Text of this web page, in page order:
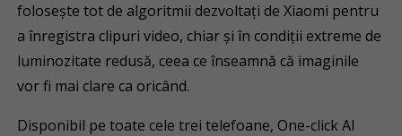
folosește tot de algoritmii dezvoltați de Xiaomi pentru
a înregistra clipuri video, chiar și în condiții extreme de
luminozitate redusă, ceea ce înseamnă că imaginile
vor fi mai clare ca oricând.
Disponibil pe toate cele trei telefoane, One-click AI